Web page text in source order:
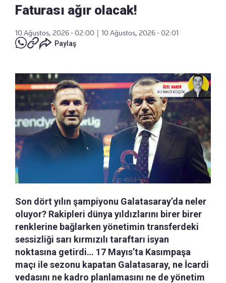
Faturası ağır olacak!
10 Ağustos, 2026 - 02:00 | 10 Ağustos, 2026 - 02:01
Paylaş
Son dört yılın şampiyonu Galatasaray’da neler
oluyor? Rakipleri dünya yıldızlarını birer birer
renklerine bağlarken yönetimin transferdeki
sessizliği sarı kırmızılı taraftarı isyan
noktasına getirdi… 17 Mayıs’ta Kasımpaşa
maçı ile sezonu kapatan Galatasaray, ne İcardi
vedasını ne kadro planlamasını ne de yönetim